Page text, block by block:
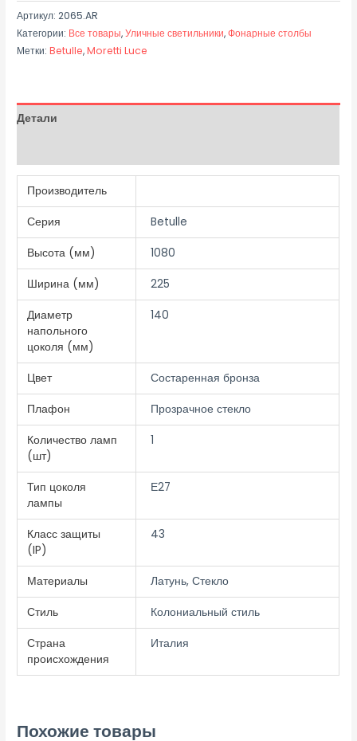
Артикул:2065.AR
Категории: Все товары,Уличные светильники,Фонарные столбы
Метки:Betulle,Moretti Luce
Детали
Производитель
Серия Betulle
Высота (мм) 1080
Ширина (мм) 225
Диаметр
напольного
цоколя (мм)
140
Цвет Состаренная бронза
Плафон Прозрачное стекло
Количество ламп
(шт)
1
Тип цоколя
лампы
Е27
Класс защиты
(IP)
43
Материалы Латунь, Стекло
Стиль Колониальный стиль
Страна
происхождения
Италия
Похожие товары